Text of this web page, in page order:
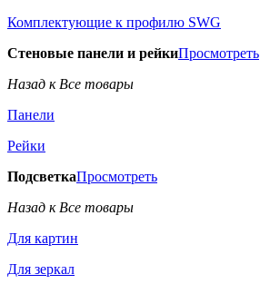
Комплектующие к профилю SWG
Стеновые панели и рейкиПросмотреть
Назад к Все товары
Панели
Рейки
ПодсветкаПросмотреть
Назад к Все товары
Для картин
Для зеркал